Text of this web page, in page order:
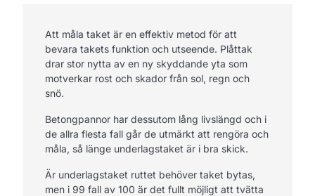
Att måla taket är en effektiv metod för att
bevara takets funktion och utseende. Plåttak
drar stor nytta av en ny skyddande yta som
motverkar rost och skador från sol, regn och
snö.
Betongpannor har dessutom lång livslängd och i
de allra flesta fall går de utmärkt att rengöra och
måla, så länge underlagstaket är i bra skick.
Är underlagstaket ruttet behöver taket bytas,
men i 99 fall av 100 är det fullt möjligt att tvätta